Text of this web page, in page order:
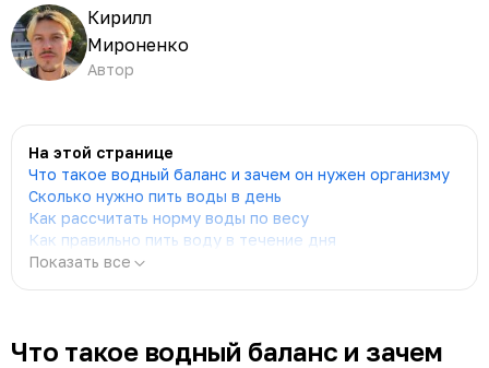
Кирилл
Мироненко
Автор
На этой странице
Что такое водный баланс и зачем он нужен организму
Сколько нужно пить воды в день
Как рассчитать норму воды по весу
Как правильно пить воду в течение дня
Показать все
Что такое водный баланс и зачем